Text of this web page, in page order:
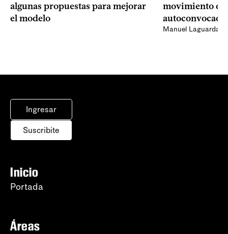
algunas propuestas para mejorar
el modelo
movimiento de
Manuel Laguarda
Ingresar
Suscribite
Inicio
Portada
Áreas